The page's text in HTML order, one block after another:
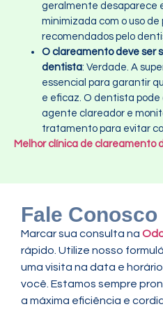
geralmente desaparece
minimizada com o uso
recomendados pelo
O clareamento deve ser
dentista: Verdade. A
essencial para garantir
e eficaz. O dentista
agente clareador e
tratamento para evitar
Melhor clínica de clareamento
Fale Conosco
Marcar sua consulta na
rápido. Utilize nosso
uma visita na data e
você. Estamos sempre
a máxima eficiência e